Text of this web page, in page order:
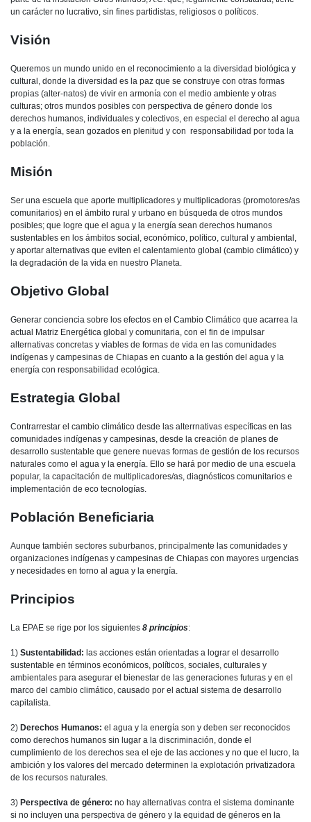
un carácter no lucrativo, sin fines partidistas, religiosos o políticos.
Visión
Queremos un mundo unido en el reconocimiento a la diversidad biológica y
cultural, donde la diversidad es la paz que se construye con otras formas
propias (alter-natos) de vivir en armonía con el medio ambiente y otras
culturas; otros mundos posibles con perspectiva de género donde los
derechos humanos, individuales y colectivos, en especial el derecho al agua
y a la energía, sean gozados en plenitud y con responsabilidad por toda la
población.
Misión
Ser una escuela que aporte multiplicadores y multiplicadoras (promotores/as
comunitarios) en el ámbito rural y urbano en búsqueda de otros mundos
posibles; que logre que el agua y la energía sean derechos humanos
sustentables en los ámbitos social, económico, político, cultural y ambiental,
y aportar alternativas que eviten el calentamiento global (cambio climático) y
la degradación de la vida en nuestro Planeta.
Objetivo Global
Generar conciencia sobre los efectos en el Cambio Climático que acarrea la
actual Matriz Energética global y comunitaria, con el fin de impulsar
alternativas concretas y viables de formas de vida en las comunidades
indígenas y campesinas de Chiapas en cuanto a la gestión del agua y la
energía con responsabilidad ecológica.
Estrategia Global
Contrarrestar el cambio climático desde las alterrnativas específicas en las
comunidades indígenas y campesinas, desde la creación de planes de
desarrollo sustentable que genere nuevas formas de gestión de los recursos
naturales como el agua y la energía. Ello se hará por medio de una escuela
popular, la capacitación de multiplicadores/as, diagnósticos comunitarios e
implementación de eco tecnologías.
Población Beneficiaria
Aunque también sectores suburbanos, principalmente las comunidades y
organizaciones indígenas y campesinas de Chiapas con mayores urgencias
y necesidades en torno al agua y la energía.
Principios
La EPAE se rige por los siguientes 8 principios:
1) Sustentabilidad: las acciones están orientadas a lograr el desarrollo
sustentable en términos económicos, políticos, sociales, culturales y
ambientales para asegurar el bienestar de las generaciones futuras y en el
marco del cambio climático, causado por el actual sistema de desarrollo
capitalista.
2) Derechos Humanos: el agua y la energía son y deben ser reconocidos
como derechos humanos sin lugar a la discriminación, donde el
cumplimiento de los derechos sea el eje de las acciones y no que el lucro, la
ambición y los valores del mercado determinen la explotación privatizadora
de los recursos naturales.
3) Perspectiva de género: no hay alternativas contra el sistema dominante
si no incluyen una perspectiva de género y la equidad de géneros en la